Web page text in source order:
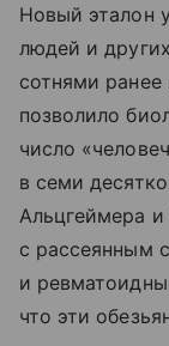
Новый эталон
людей и
сотнями ранее
позволило
число
в семи
Альцгеймера
с рассеянным
и
что эти